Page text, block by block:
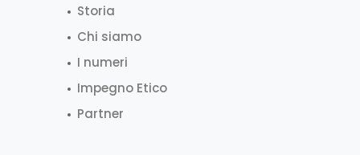
Storia
Chi siamo
I numeri
Impegno Etico
Partner